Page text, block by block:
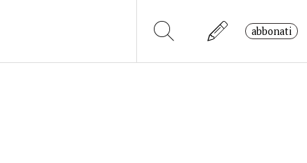
abbonati